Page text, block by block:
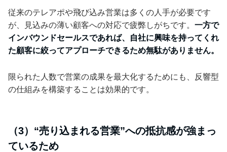
従来のテレアポや飛び込み営業は多くの人手が必要です
が、見込みの薄い顧客への対応で疲弊しがちです。 一方で
インバウンドセールスであれば、自社に興味を持ってくれ
た顧客に絞ってアプローチできるため無駄がありません。
限られた人数で営業の成果を最大化するためにも、反響型
の仕組みを構築することは効果的です。
（3）“売り込まれる営業”への抵抗感が強まっ
ているため